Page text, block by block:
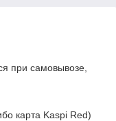
при самовывозе,
карта Kaspi Red)